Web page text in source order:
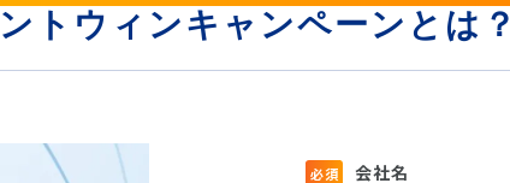
トウィンキャンペーンとは？